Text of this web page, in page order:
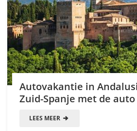
Autovakantie in
Zuid-Spanje met de auto
LEES MEER